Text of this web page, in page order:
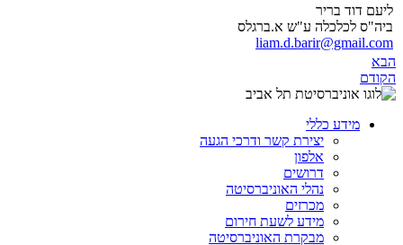
ליעם דוד בריר
ביה"ס לכלכלה ע"ש א.ברגלס
liam.d.barir@gmail.com
הבא
הקודם
מידע כללי
יצירת קשר ודרכי הגעה
אלפון
דרושים
נהלי האוניברסיטה
מכרזים
מידע לשעת חירום
מבקרת האוניברסיטה